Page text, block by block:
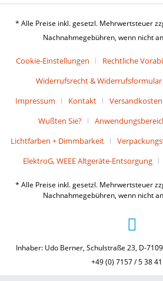
* Alle Preise inkl. gesetzl. Mehrwertsteuer
Nachnahmegebühren, wenn nicht
Cookie-Einstellungen Rechtliche
Widerrufsrecht & Widerrufsformular
Impressum
Kontakt
Wußten Sie?
Lichtfarben + Dimmbarkeit
ElektroG, WEEE Altgeräte-Entsorgung
* Alle Preise inkl. gesetzl. Mehrwertsteuer
Nachnahmegebühren, wenn nicht
Inhaber: Udo Berner, Schulstraße 23, D-
+49 (0) 7157 / 5 38